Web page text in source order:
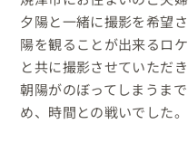
夕陽と一緒に撮影を希望
陽を観ることが出来るロ
と共に撮影させていただき
朝陽がのぼってしまうま
め、時間との戦いでした。